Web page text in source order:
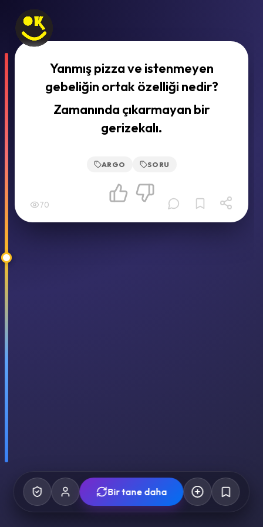
Yanmış pizza ve istenmeyen
gebeliğin ortak özelliği nedir?
Zamanında çıkarmayan bir
gerizekalı.
ARGO SORU
70
Bir tane daha